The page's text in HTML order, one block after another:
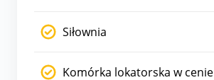
Siłownia
Komórka lokatorska w cenie